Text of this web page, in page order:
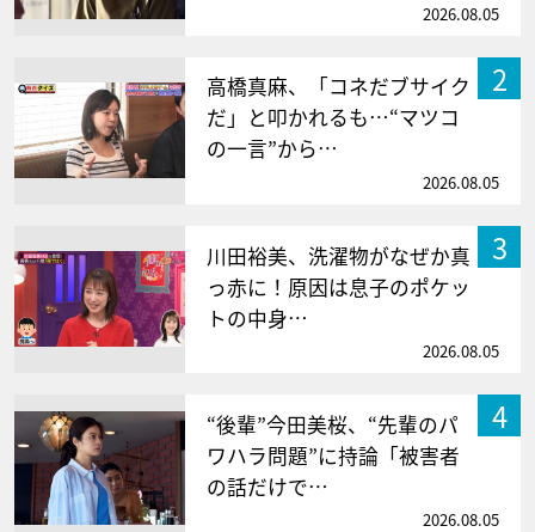
2026.08.05
2
高橋真麻、「コネだブサイク
だ」と叩かれるも…“マツコ
の一言”から…
2026.08.05
3
川田裕美、洗濯物がなぜか真
っ赤に！原因は息子のポケッ
トの中身…
2026.08.05
4
“後輩”今田美桜、“先輩のパ
ワハラ問題”に持論「被害者
の話だけで…
2026.08.05